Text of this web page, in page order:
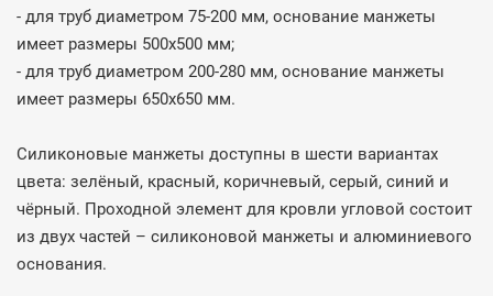
- для труб диаметром 75-200 мм, основание манжеты
имеет размеры 500х500 мм;
- для труб диаметром 200-280 мм, основание манжеты
имеет размеры 650х650 мм.
Силиконовые манжеты доступны в шести вариантах
цвета: зелёный, красный, коричневый, серый, синий и
чёрный. Проходной элемент для кровли угловой состоит
из двух частей – силиконовой манжеты и алюминиевого
основания.